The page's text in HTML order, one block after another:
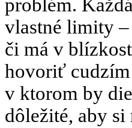
problém.
vlastné limity
či má v
hovoriť cudzím
v ktorom by
dôležité, aby